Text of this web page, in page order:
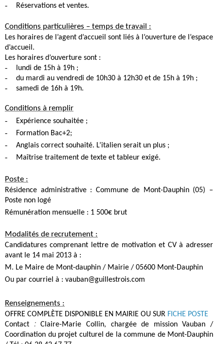
- Réservations et ventes.
Conditions particulières – temps de travail :
Les horaires de l’agent d’accueil sont liés à l’ouverture de l’espace
d’accueil.
Les horaires d’ouverture sont :
- lundi de 15h à 19h ;
- du mardi au vendredi de 10h30 à 12h30 et de 15h à 19h ;
- samedi de 16h à 19h.
Conditions à remplir
-
Expérience souhaitée ;
- Formation Bac+2;
- Anglais correct souhaité. L’italien serait un plus ;
- Maîtrise traitement de texte et tableur exigé.
Poste :
Résidence administrative : Commune de Mont-Dauphin (05) –
Poste non logé
Rémunération mensuelle : 1 500€ brut
Modalités de recrutement :
Candidatures comprenant lettre de motivation et CV à adresser
avant le 14 mai 2013 à :
M. Le Maire de Mont-dauphin / Mairie / 05600 Mont-Dauphin
Ou par courriel à : vauban@guillestrois.com
Renseignements :
OFFRE COMPLÈTE DISPONIBLE EN MAIRIE OU SUR FICHE POSTE
Contact :Claire-Marie Collin, chargée de mission Vauban /
Coordination du projet culturel de la commune de Mont-Dauphin